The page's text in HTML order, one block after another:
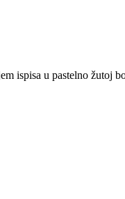
ispisa u pastelno žutoj